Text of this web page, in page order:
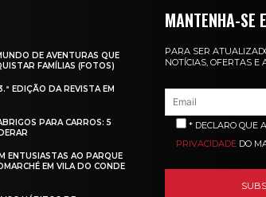
DE AVENTURAS QUE
FAMÍLIAS (FOTOS)
EDIÇÃO DA REVISTA EM
PARA CARROS: 5
ENTUSIASTAS AO PARQUE
EM VILA DO CONDE
MANTENHA-SE
PARA SER
NOTÍCIAS, OFERTAS E
* DECLARO QUE
PRIVACIDADE DO